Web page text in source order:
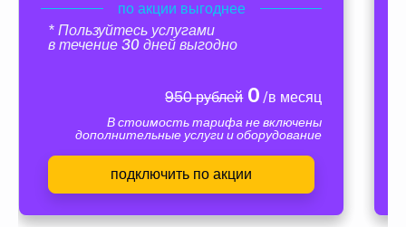
по акции выгоднее
* Пользуйтесь услугами
в течение 30 дней выгодно
950 рублей0 /в месяц
В стоимость тарифа не включены
дополнительные услуги и оборудование
подключить по акции